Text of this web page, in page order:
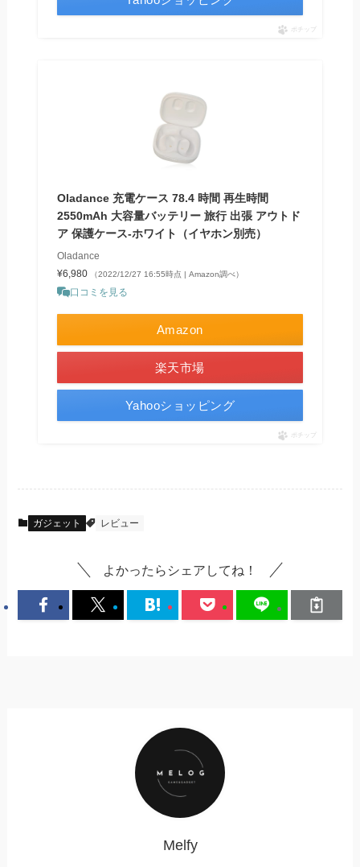
ポチップ
Oladance 充電ケース 78.4 時間 再生時間
2550mAh 大容量バッテリー 旅行 出張 アウトド
ア 保護ケース-ホワイト（イヤホン別売）
Oladance
¥6,980
（2022/12/27 16:55時点 | Amazon調べ）
口コミを見る
Amazon
楽天市場
Yahooショッピング
ポチップ
ガジェット レビュー
よかったらシェアしてね！
Melfy